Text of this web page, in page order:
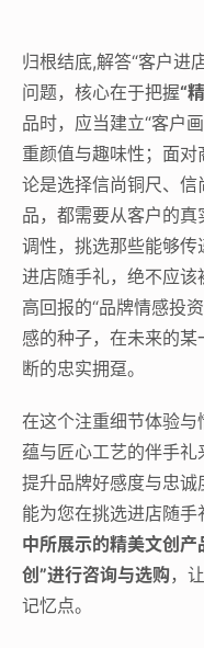
归根结底,解答“客户进
问题，核心在于把握“
品时，应当建立“客户
重颜值与趣味性；面
论是选择信尚铜尺、
品，都需要从客户的
调性，挑选那些能够
进店随手礼，绝不应
高回报的“品牌情感投
感的种子，在未来的
断的忠实拥趸。
在这个注重细节体验
蕴与匠心工艺的伴手
提升品牌好感度与忠诚
能为您在挑选进店随手
中所展示的精美文创
创”进行咨询与选购，
记忆点。